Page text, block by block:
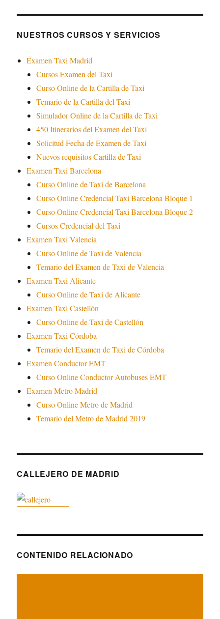
NUESTROS CURSOS Y SERVICIOS
Examen Taxi Madrid
Cursos Examen del Taxi
Curso Online de la Cartilla de Taxi
Temario de la Cartilla del Taxi
Simulador Online de la Cartilla de Taxi
450 Itinerarios del Examen del Taxi
Solicitud Fecha de Examen de Taxi
Nuevos requisitos Cartilla de Taxi
Examen Taxi Barcelona
Curso Online de Taxi de Barcelona
Curso Online Credencial Taxi Barcelona Bloque 1
Curso Online Credencial Taxi Barcelona Bloque 2
Cursos Credencial del Taxi
Examen Taxi Valencia
Curso Online de Taxi de Valencia
Temario del Examen de Taxi de Valencia
Examen Taxi Alicante
Curso Online de Taxi de Alicante
Examen Taxi Castellón
Curso Online de Taxi de Castellón
Examen Taxi Córdoba
Temario del Examen de Taxi de Córdoba
Examen Conductor EMT
Curso Online Conductor Autobuses EMT
Examen Metro Madrid
Curso Online Metro de Madrid
Temario del Metro de Madrid 2019
CALLEJERO DE MADRID
CONTENIDO RELACIONADO